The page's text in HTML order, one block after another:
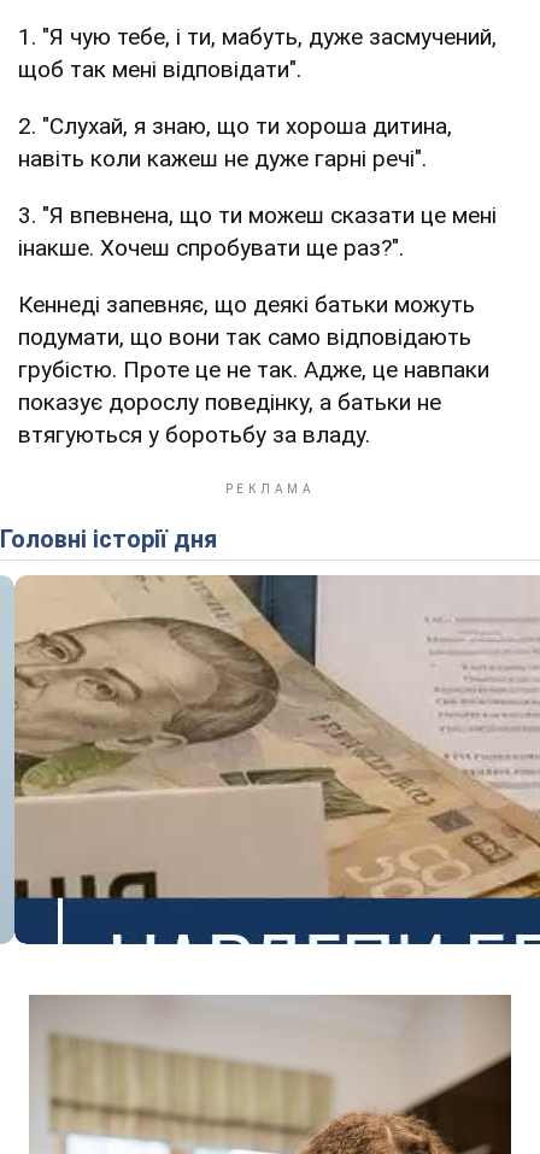
1. "Я чую тебе, і ти, мабуть, дуже засмучений,
щоб так мені відповідати".
2. "Слухай, я знаю, що ти хороша дитина,
навіть коли кажеш не дуже гарні речі".
3. "Я впевнена, що ти можеш сказати це мені
інакше. Хочеш спробувати ще раз?".
Кеннеді запевняє, що деякі батьки можуть
подумати, що вони так само відповідають
грубістю. Проте це не так. Адже, це навпаки
показує дорослу поведінку, а батьки не
втягуються у боротьбу за владу.
Головні історії дня